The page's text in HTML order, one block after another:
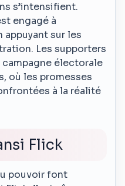
s’intensifient.
engagé à
appuyant sur les
Les supporters
campagne électorale
où les promesses
à la réalité
Flick
pouvoir font